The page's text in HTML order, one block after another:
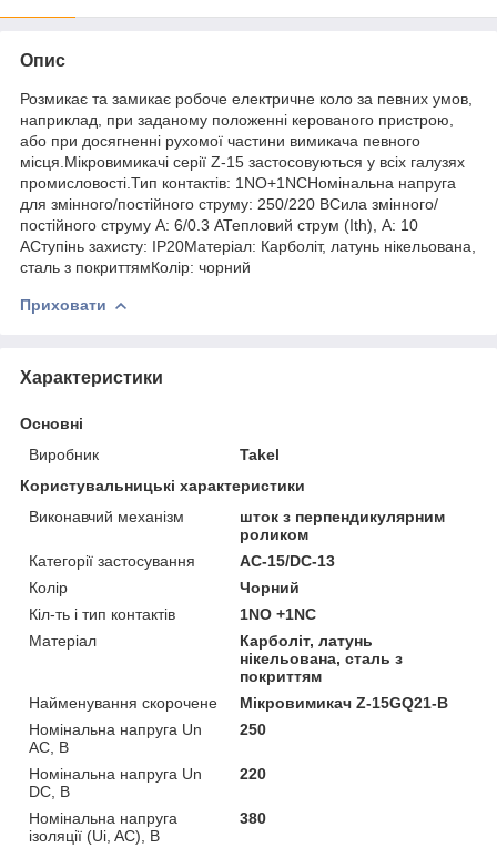
Опис
Розмикає та замикає робоче електричне коло за певних умов,
наприклад, при заданому положенні керованого пристрою,
або при досягненні рухомої частини вимикача певного
місця.Мікровимикачі серії Z-15 застосовуються у всіх галузях
промисловості.Тип контактів: 1NO+1NCНомінальна напруга
для змінного/постійного струму: 250/220 ВСила змінного/
постійного струму А: 6/0.3 АТепловий струм (Ith), A: 10
АСтупінь захисту: IP20Матеріал: Карболіт, латунь нікельована,
сталь з покриттямКолір: чорний
Приховати
Характеристики
Основні
Виробник
Takel
Користувальницькі характеристики
Виконавчий механізм
шток з перпендикулярним
роликом
Категорії застосування
AC-15/DC-13
Колір
Чорний
Кіл-ть і тип контактів
1NO +1NC
Матеріал
Карболіт, латунь
нікельована, сталь з
покриттям
Найменування скорочене
Мікровимикач Z-15GQ21-B
Номінальна напруга Un
AC, В
250
Номінальна напруга Un
DC, В
220
Номінальна напруга
ізоляції (Ui, AC), В
380